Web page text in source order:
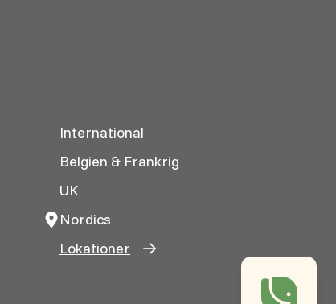
International
Belgien & Frankrig
UK
Nordics
Lokationer